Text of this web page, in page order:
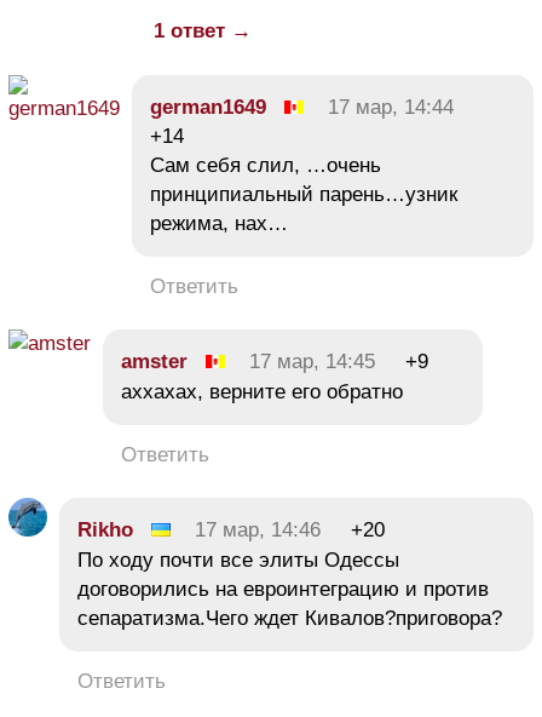
1 ответ →
german1649
17 мар, 14:44
+14
Сам себя слил, …очень
принципиальный парень…узник
режима, нах…
Ответить
amster 17 мар, 14:45
+9
аххахах, верните его обратно
Ответить
Rikho 17 мар, 14:46
+20
По ходу почти все элиты Одессы
договорились на евроинтеграцию и против
сепаратизма.Чего ждет Кивалов?приговора?
Ответить